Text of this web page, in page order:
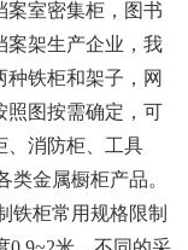
案室密集柜，图书
案架生产企业，我
铁柜和架子，网
照图按需确定，可
、消防柜、工具
金属橱柜产品。
柜常用规格限制